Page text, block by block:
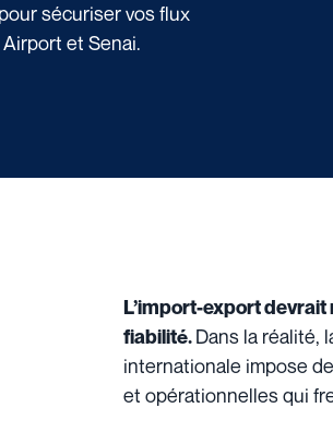
sécuriser vos flux
et Senai.
L’import-export
fiabilité.Dans la réalité,
internationale impose
et opérationnelles qui